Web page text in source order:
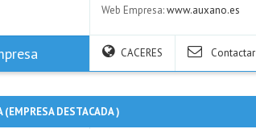
Web Empresa:www.auxano.es
CACERES Contactar
DESTACADA )